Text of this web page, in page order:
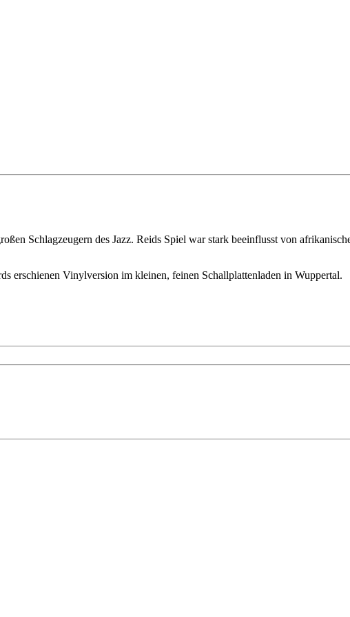
Schlagzeugern des Jazz. Reids Spiel war stark beeinflusst von
erschienen Vinylversion im kleinen, feinen Schallplattenladen in Wuppertal.